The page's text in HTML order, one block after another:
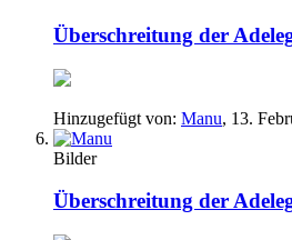
Überschreitung der
Hinzugefügt von: Manu, 13.
Bilder
Überschreitung der